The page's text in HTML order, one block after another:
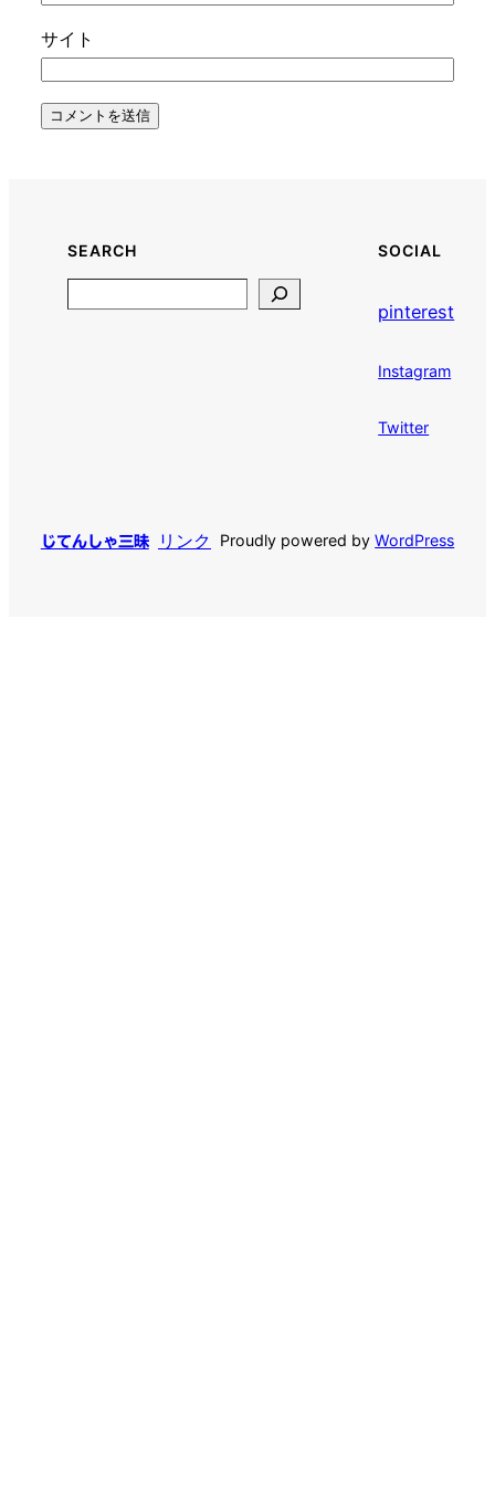
サイト
SEARCH SOCIAL
pinterest
Instagram
Twitter
じてんしゃ三昧 リンク Proudly powered byWordPress